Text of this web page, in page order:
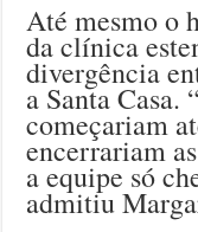
Até mesmo o
da clínica
divergência
a Santa Casa.
começariam
encerrariam
a equipe só
admitiu